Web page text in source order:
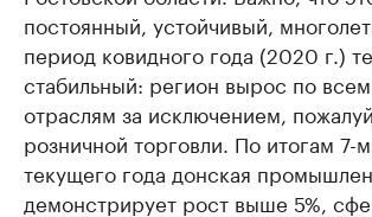
постоянный, устойчивый,
период ковидного года (2020 г.)
стабильный: регион вырос по
отраслям за исключением,
розничной торговли. По итогам 7-
текущего года донская
демонстрирует рост выше 5%,